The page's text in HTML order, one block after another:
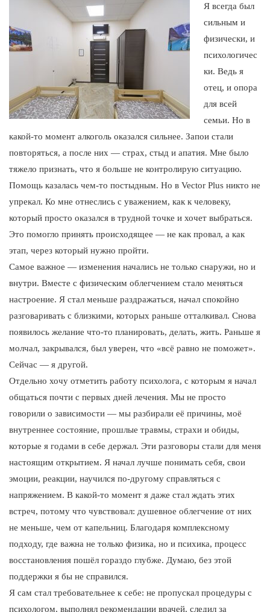
Я всегда был
сильным и
физически, и
психологичес
ки. Ведь я
отец, и опора
для всей
семьи. Но в
какой-то момент алкоголь оказался сильнее. Запои стали
повторяться, а после них — страх, стыд и апатия. Мне было
тяжело признать, что я больше не контролирую ситуацию.
Помощь казалась чем-то постыдным. Но в Vector Plus никто не
упрекал. Ко мне отнеслись с уважением, как к человеку,
который просто оказался в трудной точке и хочет выбраться.
Это помогло принять происходящее — не как провал, а как
этап, через который нужно пройти.
Самое важное — изменения начались не только снаружи, но и
внутри. Вместе с физическим облегчением стало меняться
настроение. Я стал меньше раздражаться, начал спокойно
разговаривать с близкими, которых раньше отталкивал. Снова
появилось желание что-то планировать, делать, жить. Раньше я
молчал, закрывался, был уверен, что «всё равно не поможет».
Сейчас — я другой.
Отдельно хочу отметить работу психолога, с которым я начал
общаться почти с первых дней лечения. Мы не просто
говорили о зависимости — мы разбирали её причины, моё
внутреннее состояние, прошлые травмы, страхи и обиды,
которые я годами в себе держал. Эти разговоры стали для меня
настоящим открытием. Я начал лучше понимать себя, свои
эмоции, реакции, научился по-другому справляться с
напряжением. В какой-то момент я даже стал ждать этих
встреч, потому что чувствовал: душевное облегчение от них
не меньше, чем от капельниц. Благодаря комплексному
подходу, где важна не только физика, но и психика, процесс
восстановления пошёл гораздо глубже. Думаю, без этой
поддержки я бы не справился.
Я сам стал требовательнее к себе: не пропускал процедуры с
психологом, выполнял рекомендации врачей, следил за